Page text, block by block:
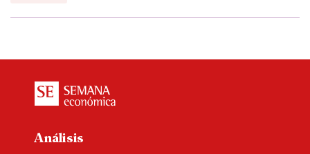
Análisis